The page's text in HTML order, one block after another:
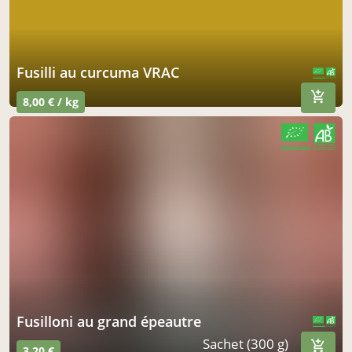
Fusilli au curcuma VRAC
8,00 € / kg
Fusilloni au grand épeautre
Sachet (300 g)
CERTIFIÉ PAR FR-BIO-01
AGRICULTURE FRANCE